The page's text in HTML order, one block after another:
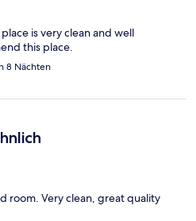
is very clean and well
this place.
8 Nächten
room. Very clean, great quality